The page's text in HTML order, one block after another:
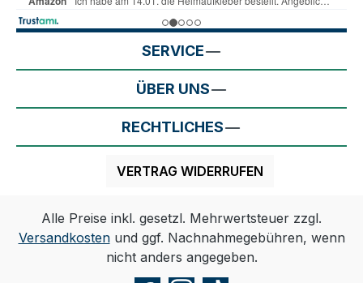
SERVICE
ÜBER UNS
RECHTLICHES
VERTRAG WIDERRUFEN
Alle Preise inkl. gesetzl. Mehrwertsteuer zzgl.
Versandkostenund ggf. Nachnahmegebühren, wenn
nicht anders angegeben.